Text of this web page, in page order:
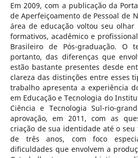
Em 2009, com a publicação da
de Aperfeiçoamento de Pessoal de
área de educação voltou seu
formativos, acadêmico e
Brasileiro de Pós-graduação. O
portanto, das diferenças que
estão bastante presentes desde
clareza das distinções entre esses
trabalho apresenta a experiência
em Educação e Tecnologia do
Ciência e Tecnologia Sul-rio-
aprovação, em 2011, com as
criação de sua identidade até o
de três anos, com foco
dificuldades que envolvem a